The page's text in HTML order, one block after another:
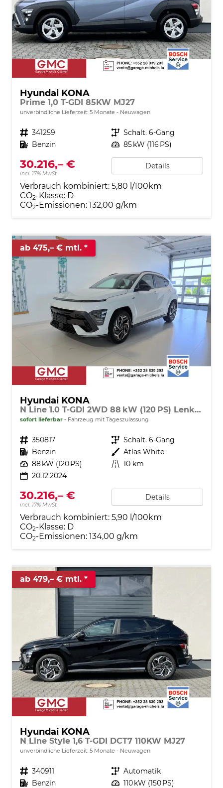
Hyundai KONA
Prime 1,0 T-GDI 85KW MJ27
unverbindliche Lieferzeit: 5 Monate Neuwagen
Fahrzeugnr. 341259 Getriebe Schalt. 6-Gang
Kraftstoff Benzin Leistung 85 kW (116 PS)
30.216,– €
incl. 17% MwSt.
Details
Verbrauch kombiniert: 5,80 l/100km
CO2-Klasse: D
CO2-Emissionen: 132,00 g/km
ab 475,– € mtl.
Hyundai KONA
N Line 1.0 T-GDI 2WD 88 kW (120 PS) Lenkradheizung, Sitzheizung, 2-Zonen-Klimaautomatik, 360° Übersichtskamera, Geschwindigkeitslimitassitent, Navigationssystem, DAB, Apple CarPlay, Android Auto, 18 Zoll Leichtmetallfelgen, uvm.
sofort lieferbar Fahrzeug mit Tageszulassung
Fahrzeugnr. 350817 Getriebe Schalt. 6-Gang
Kraftstoff Benzin Außenfarbe Atlas White
Leistung 88 kW (120 PS) Kilometerstand 10 km
20.12.2024
30.216,– €
incl. 17% MwSt.
Details
Verbrauch kombiniert: 5,90 l/100km
CO2-Klasse: D
CO2-Emissionen: 134,00 g/km
ab 479,– € mtl.
Hyundai KONA
N Line Style 1,6 T-GDI DCT7 110KW MJ27
unverbindliche Lieferzeit: 5 Monate Neuwagen
Fahrzeugnr. 340911 Getriebe Automatik
Kraftstoff Benzin Leistung 110 kW (150 PS)